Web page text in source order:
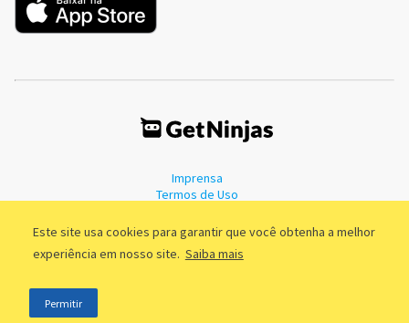
Este site usa cookies para garantir que você obtenha a melhor
experiência em nosso site. Saiba mais
Permitir
Imprensa
Termos de Uso
©2011 - 2026, GetNinjas LTDA. CNPJ 55.744.877/0001-89 - Rua Dr.
Fernandes Coelho, 85 - 3º andar - São Paulo/SP - Brasil